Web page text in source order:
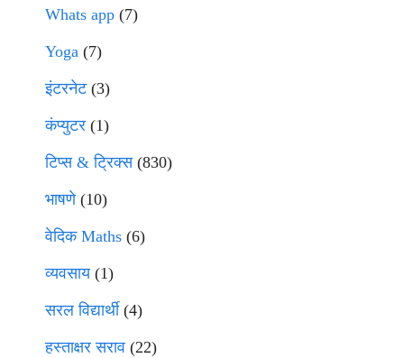
Whats app (7)
Yoga (7)
इंटरनेट(3)
कंप्युटर (1)
टिप्स & ट्रिक्स(830)
भाषणे(10)
वेदिक Maths (6)
व्यवसाय(1)
सरल विद्यार्थी(4)
हस्ताक्षर सराव (22)